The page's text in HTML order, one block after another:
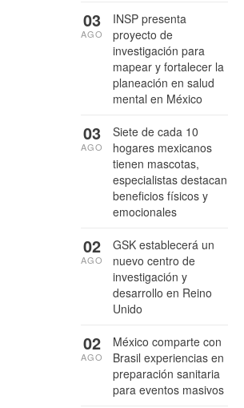
INSP presenta
proyecto de
investigación para
mapear y fortalecer la
planeación en salud
mental en México
03
AGO
Siete de cada 10
hogares mexicanos
tienen mascotas,
especialistas destacan
beneficios físicos y
emocionales
03
AGO
GSK establecerá un
nuevo centro de
investigación y
desarrollo en Reino
Unido
02
AGO
México comparte con
Brasil experiencias en
preparación sanitaria
para eventos masivos
02
AGO